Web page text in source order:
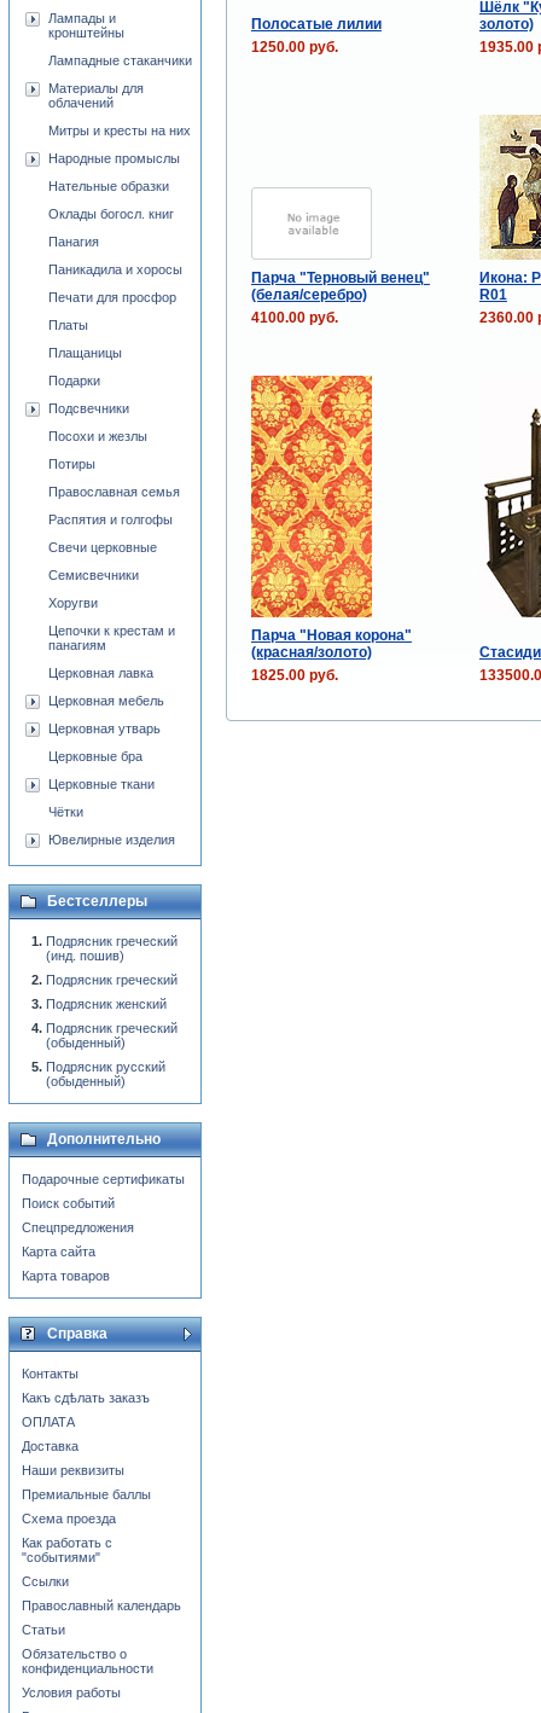
Полосатые лилии
Шёлк
золото)
1250.00 руб.
1935.00
Парча "Терновый венец"
(белая/серебро)
Икона:
R01
4100.00 руб.
2360.00
Парча "Новая корона"
(красная/золото)
1825.00 руб.
Лампады и
кронштейны
Лампадные стаканчики
Материалы для
облачений
Митры и кресты на них
Народные промыслы
Нательные образки
Оклады богосл. книг
Панагия
Паникадила и хоросы
Печати для просфор
Платы
Плащаницы
Подарки
Подсвечники
Посохи и жезлы
Потиры
Православная семья
Распятия и голгофы
Свечи церковные
Семисвечники
Хоругви
Цепочки к крестам и
панагиям
Церковная лавка
Церковная мебель
Церковная утварь
Церковные бра
Церковные ткани
Чётки
Ювелирные изделия
Бестселлеры
Подрясник греческий
(инд. пошив)
Подрясник греческий
Подрясник женский
Подрясник греческий
(обыденный)
Подрясник русский
(обыденный)
Дополнительно
Подарочные сертификаты
Поиск событий
Спецпредложения
Карта сайта
Карта товаров
Справка
Контакты
Какъ сдѣлать заказъ
ОПЛАТА
Доставка
Наши реквизиты
Премиальные баллы
Схема проезда
Как работать с
"событиями"
Ссылки
Православный календарь
Статьи
Обязательство о
конфиденциальности
Условия работы